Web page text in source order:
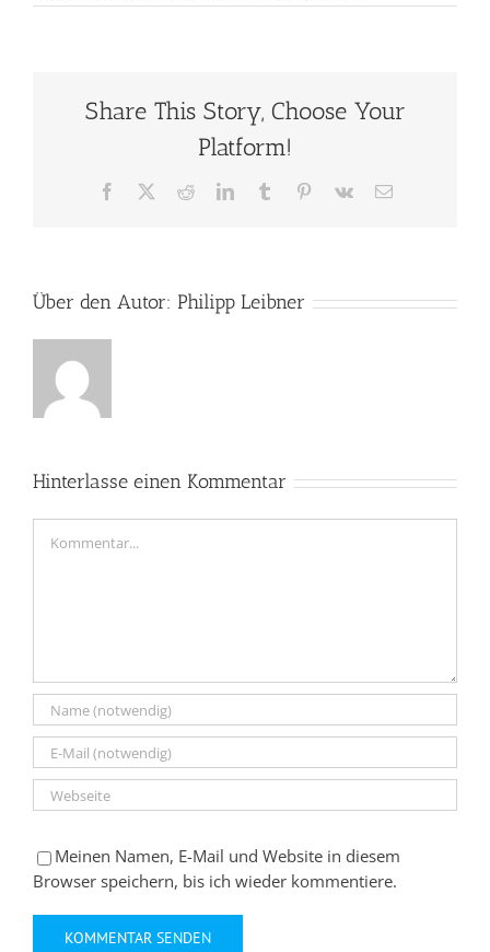
Share This Story, Choose Your
Platform!
Facebook RedditLinkedInTumblr Pinterest
Vk
E-
Über den Autor: Philipp Leibner
Hinterlasse einen Kommentar
Meinen Namen, E-Mail und Website in diesem
Browser speichern, bis ich wieder kommentiere.